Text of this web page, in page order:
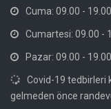
Cuma: 09.00 - 19.00
Cumartesi: 09.00 -
Pazar: 09.00 - 19.00
Covid-19 tedbirleri
gelmeden önce